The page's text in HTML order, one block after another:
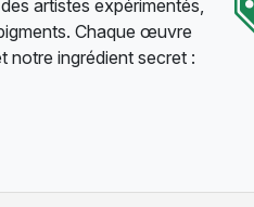
artistes expérimentés,
Chaque œuvre
notre ingrédient secret :